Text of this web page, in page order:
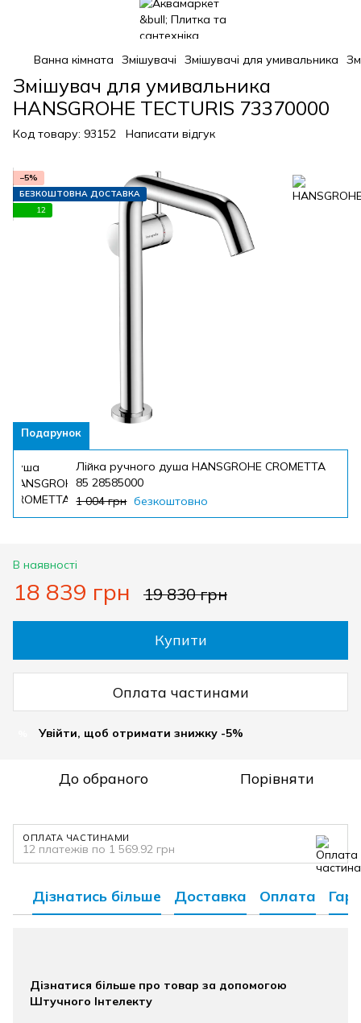
Ванна кімната Змішувачі Змішувачі для умивальника
Змішувач для умивальника
HANSGROHE TECTURIS 73370000
Код товару: 93152 Написати відгук
−5%
БЕЗКОШТОВНА ДОСТАВКА
12
Подарунок
Лійка ручного душа HANSGROHE CROMETTA
85 28585000
1 004 грн безкоштовно
В наявності
18 839 грн 19 830 грн
Купити
Оплата частинами
Увійти, щоб отримати знижку -5%
До обраного Порівняти
ОПЛАТА ЧАСТИНАМИ
12 платежів по 1 569.92 грн
Дізнатись більше Доставка Оплата
Дізнатися більше про товар за допомогою
Штучного Інтелекту